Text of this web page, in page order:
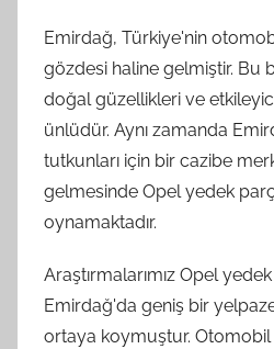
Emirdağ, Türkiye'nin
gözdesi haline gelmiştir. Bu
doğal güzellikleri ve
ünlüdür. Aynı zamanda
tutkunları için bir cazibe
gelmesinde Opel yedek
oynamaktadır.
Araştırmalarımız Opel
Emirdağ'da geniş bir
ortaya koymuştur. Otomobil